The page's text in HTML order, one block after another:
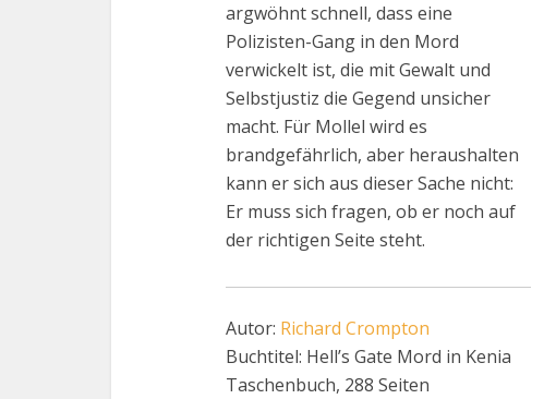
argwöhnt schnell, dass eine
Polizisten-Gang in den Mord
verwickelt ist, die mit Gewalt und
Selbstjustiz die Gegend unsicher
macht. Für Mollel wird es
brandgefährlich, aber heraushalten
kann er sich aus dieser Sache nicht:
Er muss sich fragen, ob er noch auf
der richtigen Seite steht.
Autor: Richard Crompton
Buchtitel: Hell’s Gate Mord in Kenia
Taschenbuch, 288 Seiten